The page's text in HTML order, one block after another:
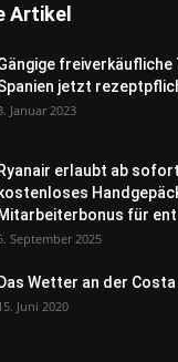
Artikel
jetzt
Januar 2023
erlaubt ab
für
September 2025
Wetter an der
Juni 2020